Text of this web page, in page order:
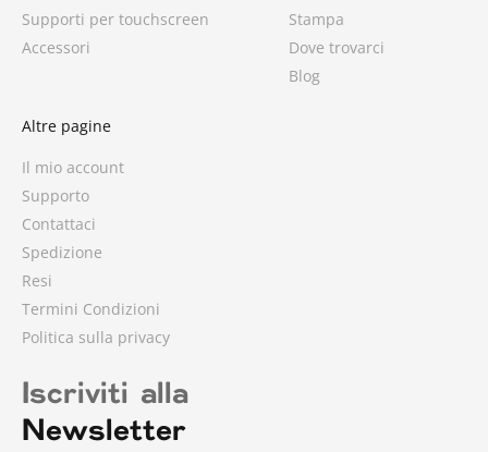
Supporti per touchscreen
Accessori
Stampa
Dove trovarci
Blog
Altre pagine
Il mio account
Supporto
Contattaci
Spedizione
Resi
Termini Condizioni
Politica sulla privacy
Iscriviti alla
Newsletter